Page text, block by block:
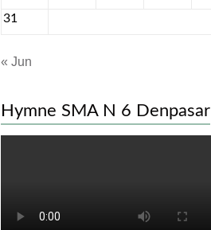
31
« Jun
Hymne SMA N 6 Denpasar